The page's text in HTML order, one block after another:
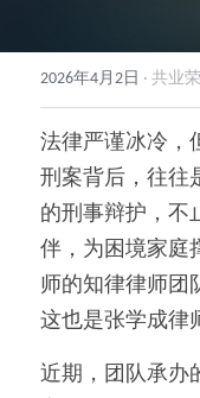
2026年4月2日 · 共业
法律严谨冰冷，
刑案背后，往往
的刑事辩护，不
伴，为困境家庭
师的知律律师团
这也是张学成律
近期，团队承办